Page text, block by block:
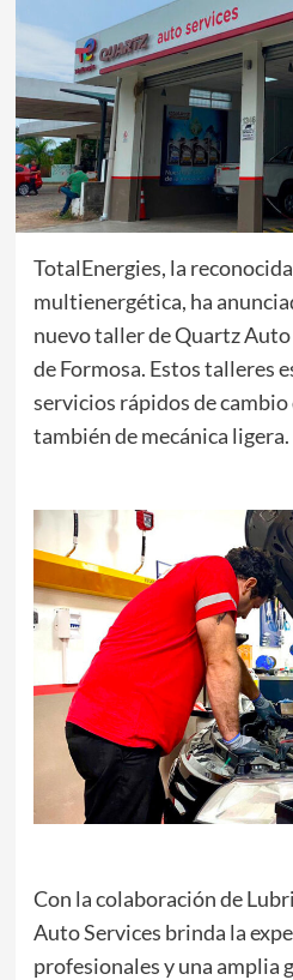
TotalEnergies, la
multienergética, ha
nuevo taller de Quartz Auto
de Formosa. Estos talleres
servicios rápidos de cambio
también de mecánica ligera.
Con la colaboración de
Auto Services brinda la
profesionales y una amplia